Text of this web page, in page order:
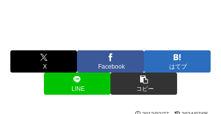
X Facebook はてブ
LINE コピー